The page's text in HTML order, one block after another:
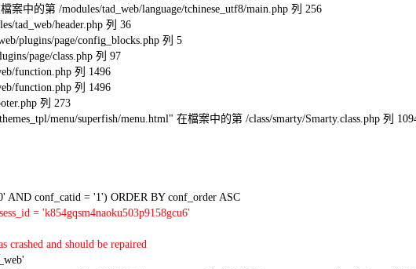
中的第 /modules/tad_web/language/tchinese_utf8/main.php 列 256
tad_web/header.php 列 36
plugins/page/config_blocks.php 列 5
page/class.php 列 97
function.php 列 1496
function.php 列 1496
列 273
menu/superfish/menu.html" 在檔案中的第 /class/smarty/Smarty.class.php 列
conf_catid = '1') ORDER BY conf_order ASC
= 'k854gqsm4naoku503p9158gcu6'
crashed and should be repaired